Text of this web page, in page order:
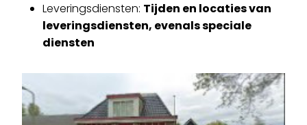
Leveringsdiensten: Tijden en locaties van
leveringsdiensten, evenals speciale
diensten